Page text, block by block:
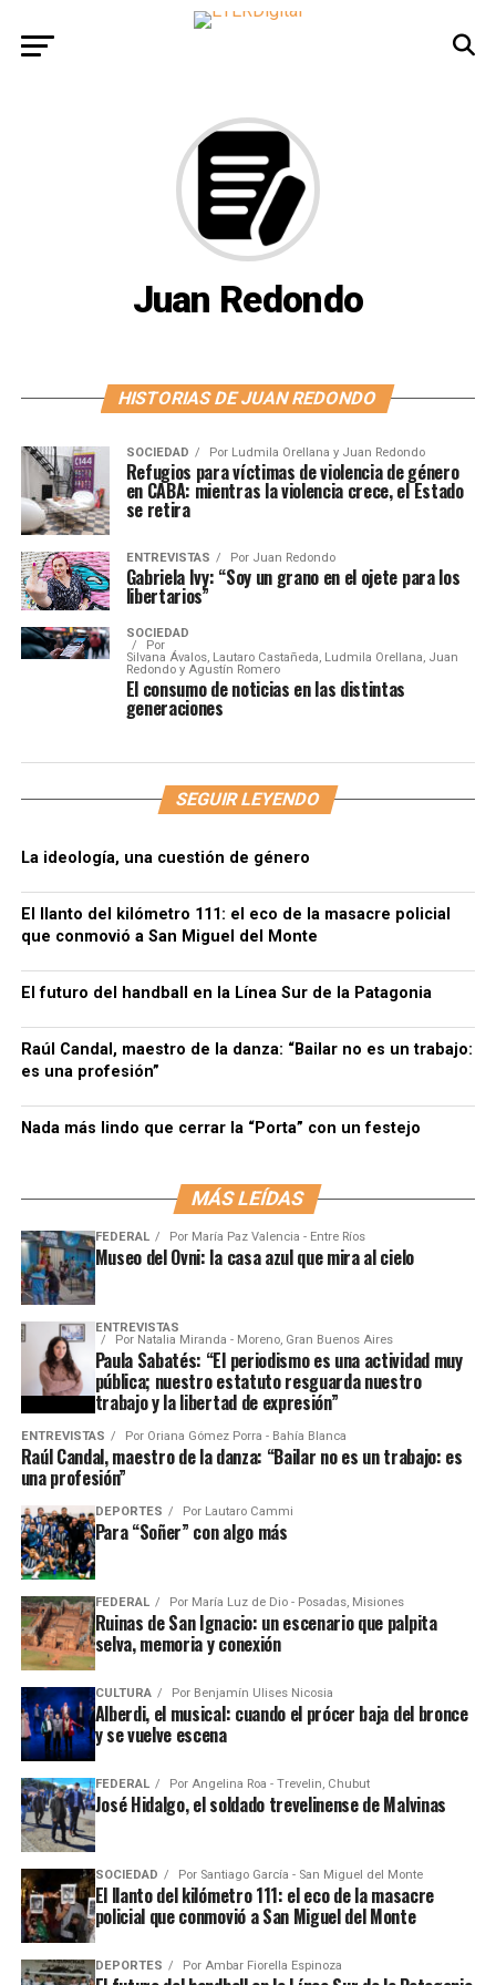
Juan Redondo
HISTORIAS DE JUAN REDONDO
SOCIEDAD Por Ludmila Orellana y Juan Redondo
Refugios para víctimas de violencia de género
en CABA: mientras la violencia crece, el Estado
se retira
ENTREVISTAS Por Juan Redondo
Gabriela Ivy: “Soy un grano en el ojete para los
libertarios”
SOCIEDAD
Por
Silvana Ávalos, Lautaro Castañeda, Ludmila Orellana, Juan
Redondo y Agustín Romero
El consumo de noticias en las distintas
generaciones
SEGUIR LEYENDO
La ideología, una cuestión de género
El llanto del kilómetro 111: el eco de la masacre policial
que conmovió a San Miguel del Monte
El futuro del handball en la Línea Sur de la Patagonia
Raúl Candal, maestro de la danza: “Bailar no es un trabajo:
es una profesión”
Nada más lindo que cerrar la “Porta” con un festejo
MÁS LEÍDAS
FEDERAL Por María Paz Valencia - Entre Ríos
Museo del Ovni: la casa azul que mira al cielo
ENTREVISTAS
Por Natalia Miranda - Moreno, Gran Buenos Aires
Paula Sabatés: “El periodismo es una actividad muy
pública; nuestro estatuto resguarda nuestro
trabajo y la libertad de expresión”
ENTREVISTAS Por Oriana Gómez Porra - Bahía Blanca
Raúl Candal, maestro de la danza: “Bailar no es un trabajo: es
una profesión”
DEPORTES Por Lautaro Cammi
Para “Soñer” con algo más
FEDERAL Por María Luz de Dio - Posadas, Misiones
Ruinas de San Ignacio: un escenario que palpita
selva, memoria y conexión
CULTURA Por Benjamín Ulises Nicosia
Alberdi, el musical: cuando el prócer baja del bronce
y se vuelve escena
FEDERAL Por Angelina Roa - Trevelin, Chubut
José Hidalgo, el soldado trevelinense de Malvinas
SOCIEDAD Por Santiago García - San Miguel del Monte
El llanto del kilómetro 111: el eco de la masacre
policial que conmovió a San Miguel del Monte
DEPORTES Por Ambar Fiorella Espinoza